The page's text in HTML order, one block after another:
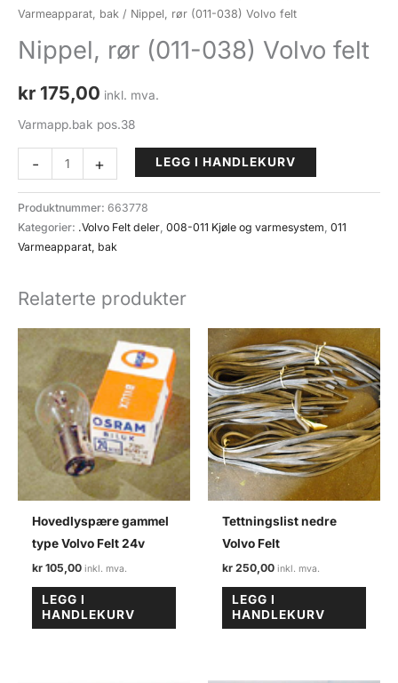
Varmeapparat, bak / Nippel, rør (011-038) Volvo felt
Nippel, rør (011-038) Volvo felt
kr 175,00 inkl. mva.
Varmapp.bak pos.38
-
rør
(011-
038)
Volvo
antall
+ LEGG I HANDLEKURV
Produktnummer: 663778
Kategorier: .Volvo Felt deler, 008-011 Kjøle og varmesystem, 011
Varmeapparat, bak
Relaterte produkter
Hovedlyspære gammel
type Volvo Felt 24v
kr 105,00
LEGG I
HANDLEKURV
Tettningslist nedre
Volvo Felt
kr 250,00
LEGG I
HANDLEKURV